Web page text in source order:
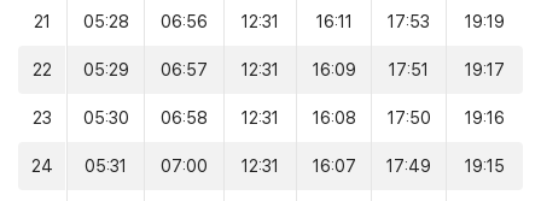
21 05:28 06:56 12:31 16:11 17:53 19:19
22 05:29 06:57 12:31 16:09 17:51 19:17
23 05:30 06:58 12:31 16:08 17:50 19:16
24 05:31 07:00 12:31 16:07 17:49 19:15